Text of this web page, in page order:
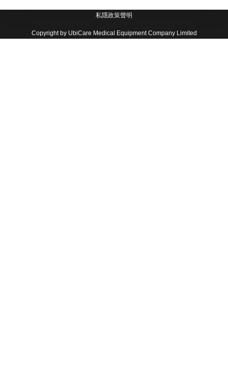
私隱政策聲明
Copyright by UbiCare Medical Equipment Company Limited